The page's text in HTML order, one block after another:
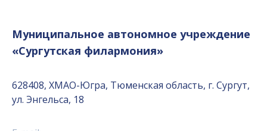
Муниципальное автономное учреждение
«Сургутская филармония»
628408, ХМАО-Югра, Тюменская область, г. Сургут,
ул. Энгельса, 18